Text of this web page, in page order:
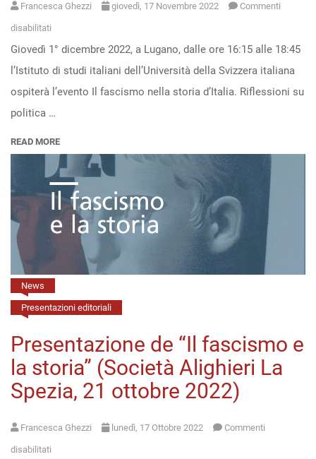
Francesca Ghezzi giovedì, 17 Novembre 2022 Commenti
disabilitati
Presentazione
de
“Il
la
storia”
(Istituto
di
Italiani,
Lugano,
1°
2022)
Giovedì 1° dicembre 2022, a Lugano, dalle ore 16:15 alle 18:45
l’Istituto di studi italiani dell’Università della Svizzera italiana
ospiterà l’evento Il fascismo nella storia d’Italia. Riflessioni su
politica …
READ MORE
News
Presentazioni editoriali
Presentazione de “Il fascismo e
la storia” (Società Alighieri La
Spezia, 21 ottobre 2022)
Francesca Ghezzi lunedì, 17 Ottobre 2022 Commenti
disabilitati